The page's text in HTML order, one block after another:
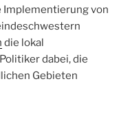
Implementierung von
die lokal
dabei, die
Gebieten